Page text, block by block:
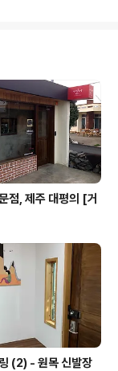
점, 제주 대평의 [거
(2) - 원목 신발장